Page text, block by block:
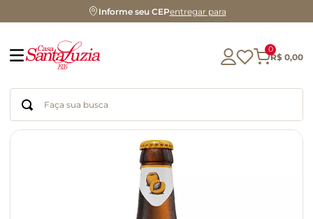
Informe seu CEPentregar para
0
R$ 0,00
Faça sua busca